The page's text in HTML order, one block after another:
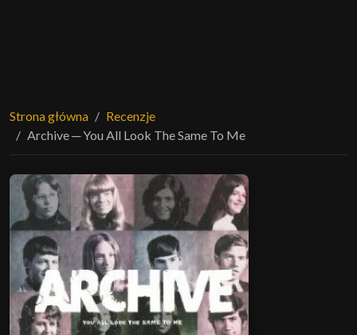
Strona główna
Recenzje
Archive ─ You All Look The Same To Me